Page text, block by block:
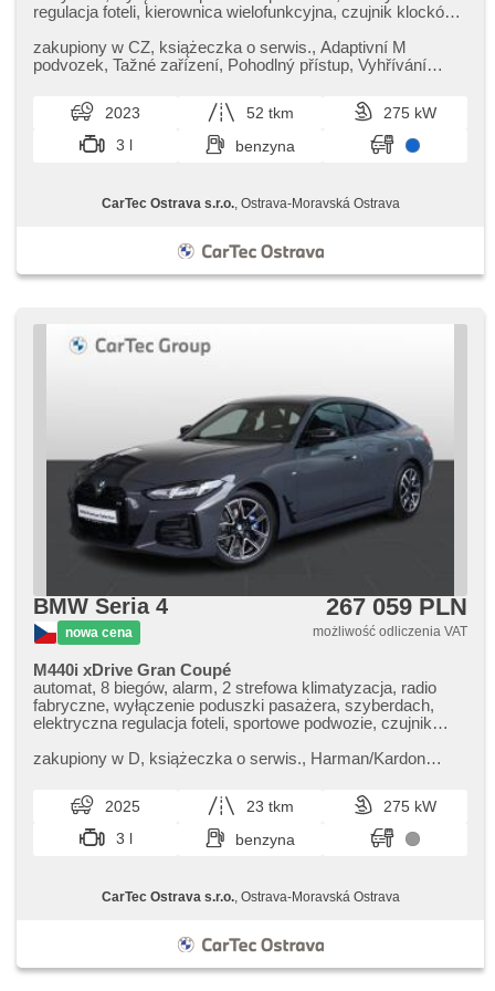
regulacja foteli, kierownica wielofunkcyjna, czujnik klocków
kierownica, zatmavená zadní skla, napęd 4x4, el. tažné
zařízení, bezklíčové odemykání, bezklíčové startování,
martwego pola, laserové světlomety
zakupiony w CZ,​ książeczka o serwis.,​ Adaptivní M
podvozek,​ Tažné zařízení,​ Pohodlný přístup,​ Vyhřívání
2023 52 tkm
275 kW
3 l
benzyna
CarTec Ostrava s.r.o., Ostrava-Moravská Ostrava
BMW Seria 4
nowa cena
267 059 PLN
możliwość odliczenia VAT
M440i xDrive Gran Coupé
automat, 8 biegów, alarm, 2 strefowa klimatyzacja, radio
fabryczne, wyłączenie poduszki pasażera, szyberdach,
elektryczna regulacja foteli, sportowe podwozie, czujnik
zadní skla, napęd 4x4, bezklíčové odemykání, bezklíčové
zakupiony w D,​ książeczka o serwis.,​ Harman/Kardon
diferenciál M,​ Prověřené vo...
2025 23 tkm
275 kW
3 l
benzyna
CarTec Ostrava s.r.o., Ostrava-Moravská Ostrava